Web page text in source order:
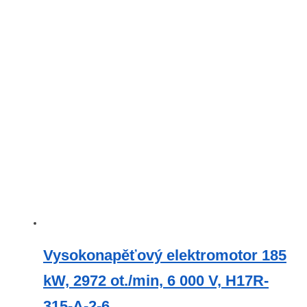
Vysokonapěťový elektromotor 185
kW, 2972 ​​ot./min, 6 000 V, H17R-